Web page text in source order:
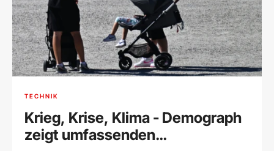
TECHNIK
Krieg, Krise, Klima - Demograph
zeigt umfassenden